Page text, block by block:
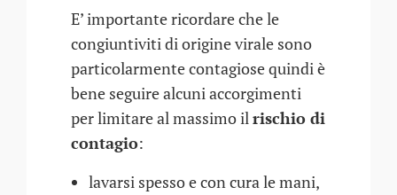
E’ importante ricordare che le
congiuntiviti di origine virale sono
particolarmente contagiose quindi è
bene seguire alcuni accorgimenti
per limitare al massimo ilrischio di
contagio:
lavarsi spesso e con cura le mani,